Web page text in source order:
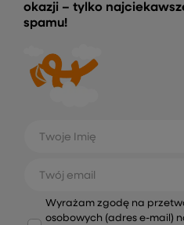
okazji – tylko
spamu!
Twoje Imię
Twój email
Wyrażam zgodę na
osobowych (adres e-mail)